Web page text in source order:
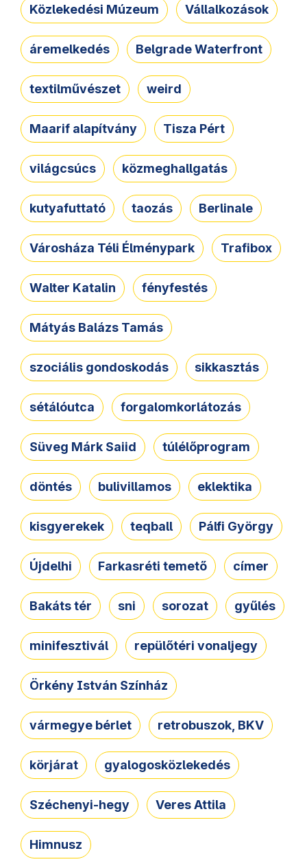
Közlekedési Múzeum Vállalkozások
áremelkedés Belgrade Waterfront
textilművészet weird
Maarif alapítvány Tisza Pért
világcsúcs közmeghallgatás
kutyafuttató taozás Berlinale
Városháza Téli Élménypark Trafibox
Walter Katalin fényfestés
Mátyás Balázs Tamás
szociális gondoskodás sikkasztás
sétálóutca forgalomkorlátozás
Süveg Márk Saiid túlélőprogram
döntés bulivillamos eklektika
kisgyerekek teqball Pálfi György
Újdelhi Farkasréti temető címer
Bakáts tér sni sorozat gyűlés
minifesztivál repülőtéri vonaljegy
Örkény István Színház
vármegye bérlet retrobuszok, BKV
körjárat gyalogosközlekedés
Széchenyi-hegy Veres Attila
Himnusz